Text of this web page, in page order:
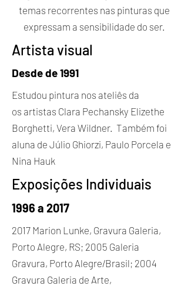
temas recorrentes nas pinturas que
expressam a sensibilidade do ser.
Artista visual
Desde de 1991
Estudou pintura nos ateliês da
os artistas Clara Pechansky Elizethe
Borghetti, Vera Wildner. Também foi
aluna de Júlio Ghiorzi, Paulo Porcela e
Nina Hauk
Exposições Individuais
1996 a 2017
2017 Marion Lunke, Gravura Galeria,
Porto Alegre, RS; 2005 Galeria
Gravura, Porto Alegre/Brasil; 2004
Gravura Galeria de Arte,